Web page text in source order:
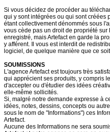
Si vous décidez de procéder au
qui y sont intégrées ou qui sont créées
étant collectivement dénommés sous
vous cède pas un droit de propriété
enregistré, mais Artefact en garde la
y afférent. Il vous est interdit de
logiciel, de quelque manière que ce
SOUMISSIONS
L'agence Artefact est toujours très
qui apprécient ses produits, y compris
d'accepter ou d'étudier des idées
elle-même sollicités.
Si, malgré notre demande expresse à
idées, notes, dessins, concepts ou
sous le nom de "Informations") ces
Artefact.
Aucune des Informations ne sera